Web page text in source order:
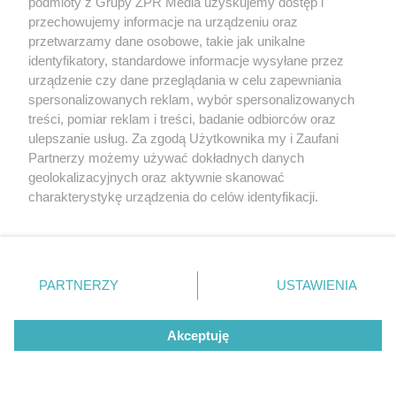
Policjanci zatrzymali dwoje
podejrzanych
ZOBACZ WIĘCEJ
przechowujemy informacje na urządzeniu oraz
przetwarzamy dane osobowe, takie jak unikalne
identyfikatory, standardowe informacje wysyłane przez
urządzenie czy dane przeglądania w celu zapewniania
spersonalizowanych reklam, wybór spersonalizowanych
treści, pomiar reklam i treści, badanie odbiorców oraz
ulepszanie usług. Za zgodą Użytkownika my i Zaufani
Partnerzy możemy używać dokładnych danych
geolokalizacyjnych oraz aktywnie skanować
charakterystykę urządzenia do celów identyfikacji.
zmienić/wycofać klikając przycisk ustawień prywatności
znajdujący się w lewym dolnym rogu strony
rodzaje przetwarzania danych nie wymagają zgody
użytkownika, ale masz prawo sprzeciwić się takiemu
przetwarzaniu. Preferencje będą miały zastosowanie tylko
PARTNERZY USTAWIENIA
Akceptuję